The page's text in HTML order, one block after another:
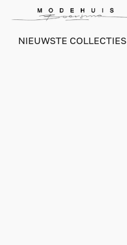
NIEUWSTE COLLECTIES